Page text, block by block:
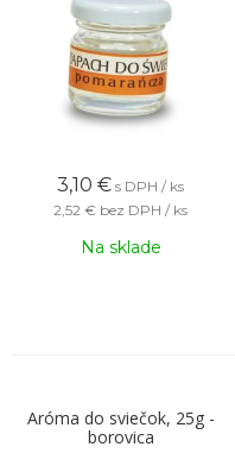
3,10 € s DPH / ks
2,52 € bez DPH / ks
Na sklade
Aróma do sviečok, 25g -
borovica